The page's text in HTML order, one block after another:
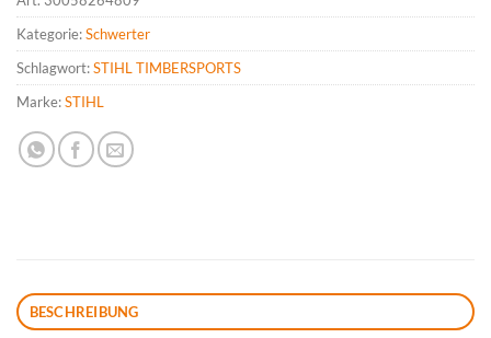
Kategorie:Schwerter
Schlagwort:STIHL TIMBERSPORTS
Marke:STIHL
BESCHREIBUNG